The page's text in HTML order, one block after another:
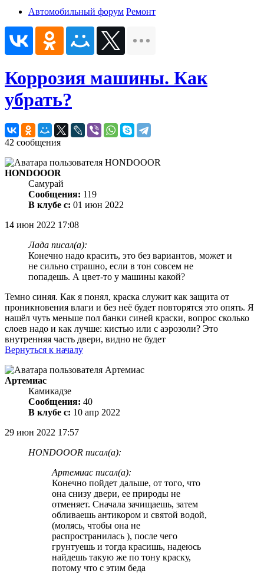
Автомобильный форум Ремонт
Коррозия машины. Как
убрать?
42 сообщения
HONDOOOR
Самурай
Сообщения: 119
В клубе с: 01 июн 2022
14 июн 2022 17:08
Лада писал(а):
Конечно надо красить, это без вариантов, может и
не сильно страшно, если в тон совсем не
попадешь. А цвет-то у машины какой?
Темно синяя. Как я понял, краска служит как защита от
проникновения влаги и без неё будет повторятся это опять. Я
нашёл чуть меньше пол банки синей краски, вопрос сколько
слоев надо и как лучше: кистью или с аэрозоли? Это
внутренняя часть двери, видно не будет
Вернуться к началу
Артемиас
Камикадзе
Сообщения: 40
В клубе с: 10 апр 2022
29 июн 2022 17:57
HONDOOOR писал(а):
Артемиас писал(а):
Конечно пойдет дальше, от того, что
она снизу двери, ее природы не
отменяет. Сначала зачищаешь, затем
обливаешь антикором и святой водой,
(молясь, чтобы она не
распространилась ), после чего
грунтуешь и тогда красишь, надеюсь
найдешь такую же по тону краску,
потому что с этим беда